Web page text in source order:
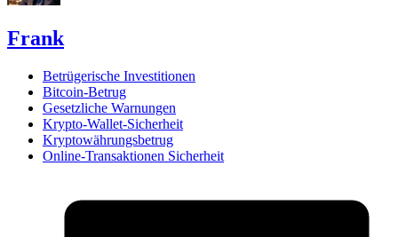
Frank
Betrügerische Investitionen
Bitcoin-Betrug
Gesetzliche Warnungen
Krypto-Wallet-Sicherheit
Kryptowährungsbetrug
Online-Transaktionen Sicherheit